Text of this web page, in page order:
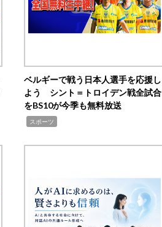
ベルギーで戦う日本人選手を応援し
よう シント＝トロイデン戦全試合
をBS10が今季も無料放送
スポーツ